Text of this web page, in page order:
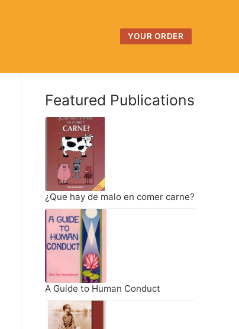
YOUR ORDER
Featured Publications
¿Que hay de malo en comer carne?
A Guide to Human Conduct